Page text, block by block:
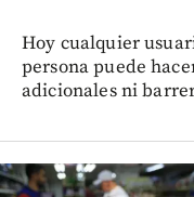
Hoy cualquier
persona puede
adicionales ni